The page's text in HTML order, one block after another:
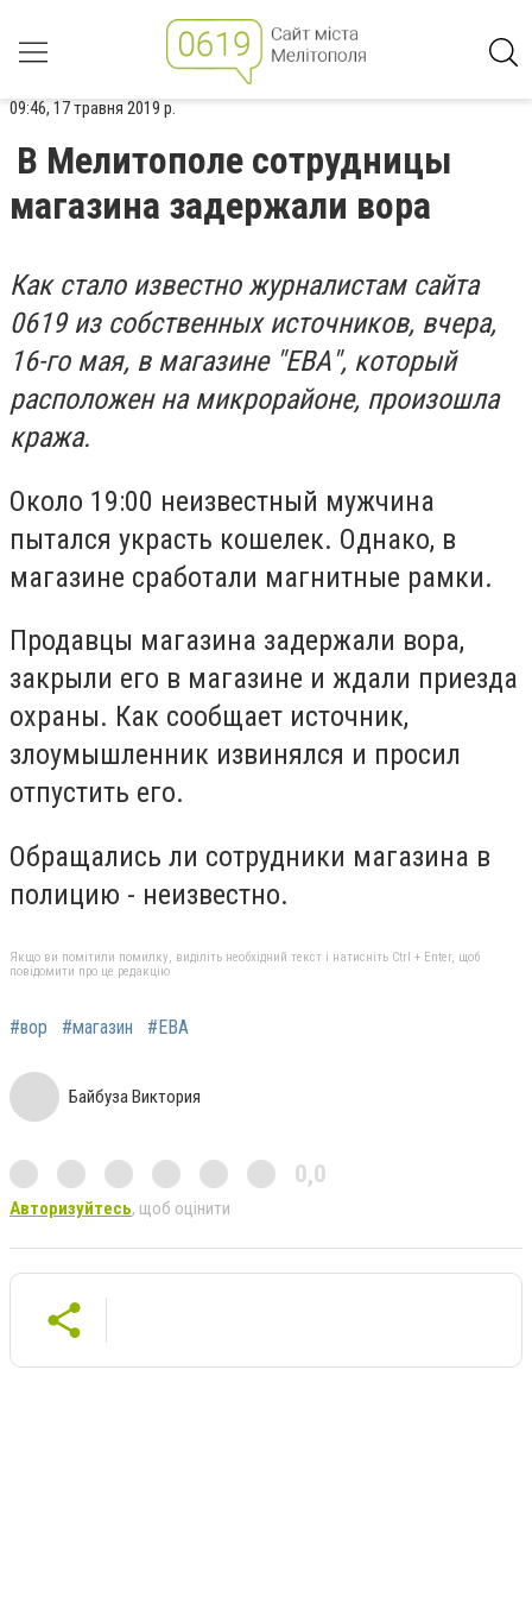
09:46, 17 травня 2019 р.
В Мелитополе сотрудницы
магазина задержали вора
Как стало известно журналистам сайта
0619 из собственных источников, вчера,
16-го мая, в магазине "ЕВА", который
расположен на микрорайоне, произошла
кража.
Около 19:00 неизвестный мужчина
пытался украсть кошелек. Однако, в
магазине сработали магнитные рамки.
Продавцы магазина задержали вора,
закрыли его в магазине и ждали приезда
охраны. Как сообщает источник,
злоумышленник извинялся и просил
отпустить его.
Обращались ли сотрудники магазина в
полицию - неизвестно.
Якщо ви помітили помилку, виділіть необхідний текст і натисніть Ctrl + Enter, щоб
повідомити про це редакцію
#вор #магазин #ЕВА
Байбуза Виктория
0,0
Авторизуйтесь, щоб оцінити